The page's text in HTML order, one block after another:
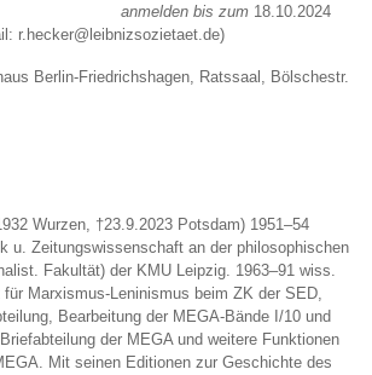
anmelden bis zum 18.10.2024
r.hecker@leibnizsozietaet.de)
Berlin-Friedrichshagen, Ratssaal, Bölschestr.
Wurzen, †23.9.2023 Potsdam) 1951–54
u. Zeitungswissenschaft an der philosophischen
Fakultät) der KMU Leipzig. 1963–91 wiss.
Marxismus-Leninismus beim ZK der SED,
Bearbeitung der MEGA-Bände I/10 und
der MEGA und weitere Funktionen
Mit seinen Editionen zur Geschichte des